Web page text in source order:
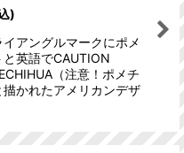
)
アングルマークにポメ
英語でCAUTION
（注意！ポメチ
かれたアメリカンデザ